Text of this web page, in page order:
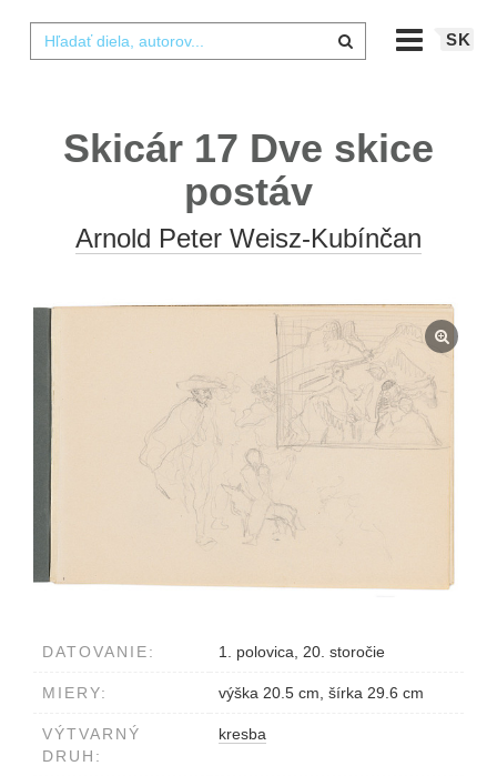
SK
Skicár 17 Dve skice
postáv
Arnold Peter Weisz-Kubínčan
DATOVANIE: 1. polovica, 20. storočie
MIERY: výška 20.5 cm, šírka 29.6 cm
VÝTVARNÝ
DRUH:
kresba